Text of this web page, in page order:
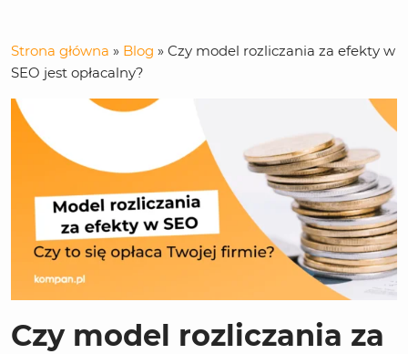
Strona główna » Blog » Czy model rozliczania za efekty w
SEO jest opłacalny?
Czy model rozliczania za